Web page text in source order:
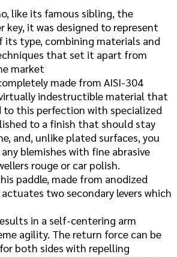
like its famous sibling, the
key, it was designed to represent
type, combining materials and
that set it apart from
market
made from AISI-304
indestructible material that
to this perfection with specialized
to a finish that should stay
and, unlike plated surfaces, you
blemishes with fine abrasive
rouge or car polish.
paddle, made from anodized
two secondary levers which
in a self-centering arm
agility. The return force can be
both sides with repelling